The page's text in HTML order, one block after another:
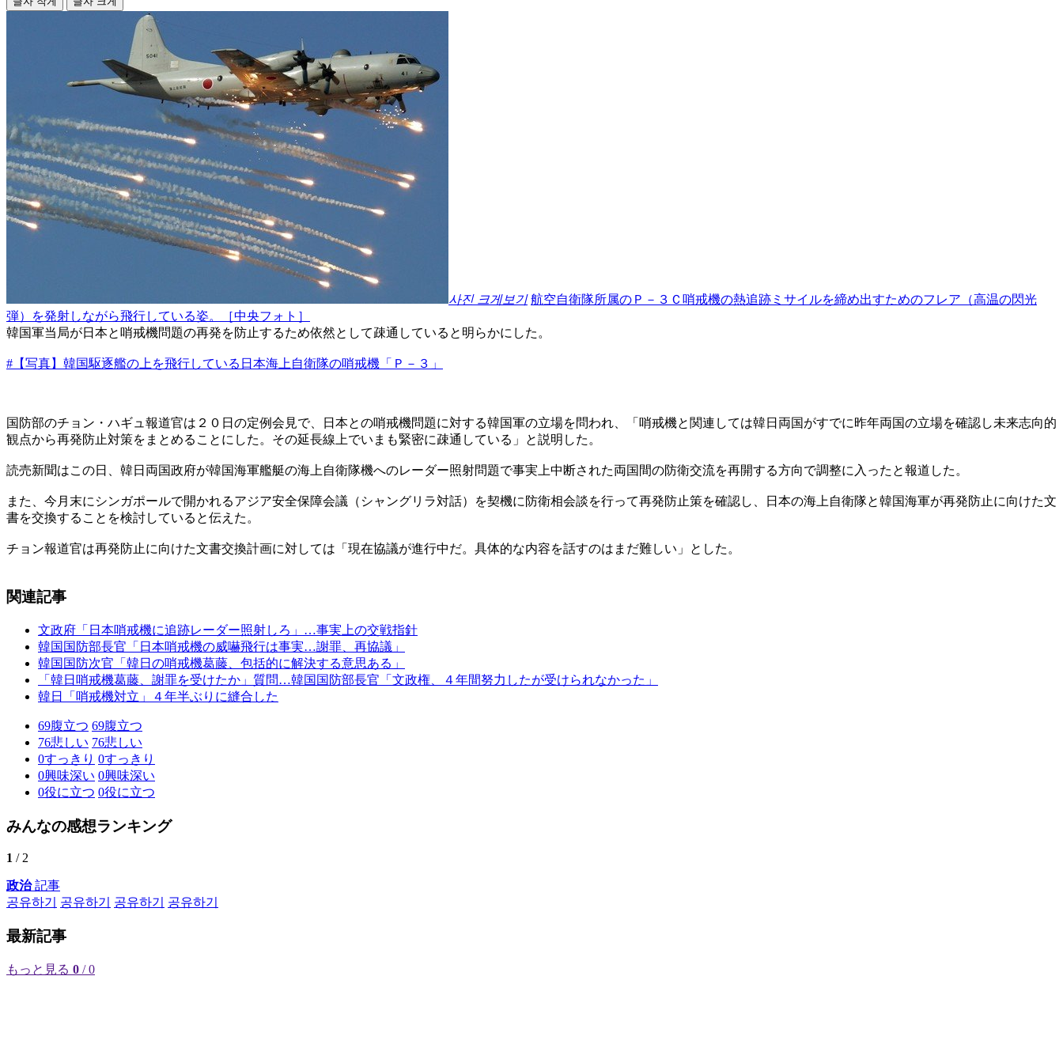
사진 크게보기 航空自衛隊所属のＰ－３Ｃ哨戒機の熱追跡ミサイルを締め出すためのフレア（高温の閃光
弾）を発射しながら飛行している姿。［中央フォト］
韓国軍当局が日本と哨戒機問題の再発を防止するため依然として疎通していると明らかにした。
#【写真】韓国駆逐艦の上を飛行している日本海上自衛隊の哨戒機「Ｐ－３」
国防部のチョン・ハギュ報道官は２０日の定例会見で、日本との哨戒機問題に対する韓国軍の立場を問われ、「哨戒機と関連しては韓日両国がすでに昨年両国の立場を確認し未来志向的
観点から再発防止対策をまとめることにした。その延長線上でいまも緊密に疎通している」と説明した。
読売新聞はこの日、韓日両国政府が韓国海軍艦艇の海上自衛隊機へのレーダー照射問題で事実上中断された両国間の防衛交流を再開する方向で調整に入ったと報道した。
また、今月末にシンガポールで開かれるアジア安全保障会議（シャングリラ対話）を契機に防衛相会談を行って再発防止策を確認し、日本の海上自衛隊と韓国海軍が再発防止に向けた文
書を交換することを検討していると伝えた。
チョン報道官は再発防止に向けた文書交換計画に対しては「現在協議が進行中だ。具体的な内容を話すのはまだ難しい」とした。
関連記事
文政府「日本哨戒機に追跡レーダー照射しろ」…事実上の交戦指針
韓国国防部長官「日本哨戒機の威嚇飛行は事実…謝罪、再協議」
韓国国防次官「韓日の哨戒機葛藤、包括的に解決する意思ある」
「韓日哨戒機葛藤、謝罪を受けたか」質問…韓国国防部長官「文政権、４年間努力したが受けられなかった」
韓日「哨戒機対立」４年半ぶりに縫合した
69腹立つ 69腹立つ
76悲しい 76悲しい
0すっきり 0すっきり
0興味深い 0興味深い
0役に立つ 0役に立つ
みんなの感想ランキング
1 / 2
政治記事
공유하기
공유하기 공유하기 공유하기
最新記事
もっと見る 0 / 0